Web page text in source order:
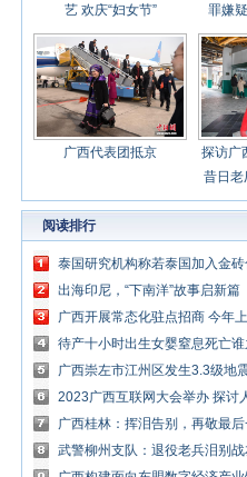
艺 欢庆“妇女节”
罪嫌
广西代表团抵京
探访广
昔日老
阅读排行
泰国研究机构称若泰国加入金
新的发展空间
出海印尼，“下南洋”故事启新篇
广西开展常态化驻点招商 今年
项目952个
待产十小时出生女婴窒息死亡
程师探寻真相
广西崇左市江州区发生3.3级地
米
2023广西互联网大会举办 探讨
化转型路径
广西桂林：挥泪告别，再敬最后
武警柳州支队：退役老兵泪别